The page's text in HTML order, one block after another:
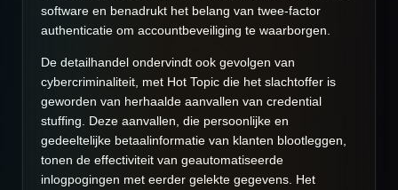
software en benadrukt het belang van twee-factor
authenticatie om accountbeveiliging te waarborgen.
De detailhandel ondervindt ook gevolgen van
cybercriminaliteit, met Hot Topic die het slachtoffer is
geworden van herhaalde aanvallen van credential
stuffing. Deze aanvallen, die persoonlijke en
gedeeltelijke betaalinformatie van klanten blootleggen,
tonen de effectiviteit van geautomatiseerde
inlogpogingen met eerder gelekte gegevens. Het